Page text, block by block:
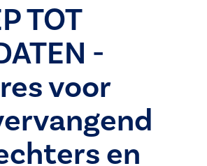
TOT
-
voor
en